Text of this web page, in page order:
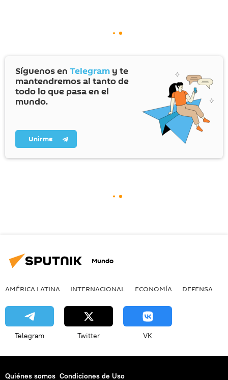
Síguenos en Telegram y te
mantendremos al tanto de
todo lo que pasa en el
mundo.
Unirme
Mundo
AMÉRICA LATINA INTERNACIONAL ECONOMÍA DEFENSA
Telegram Twitter VK
Quiénes somos Condiciones de Uso